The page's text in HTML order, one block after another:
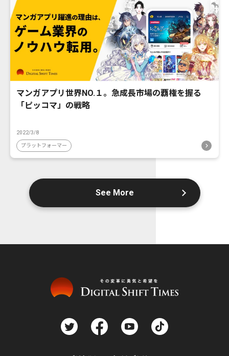
マンガアプリ世界NO.１。急成長市場の覇権を握る
「ピッコマ」の戦略
2022/3/8
プラットフォーマー
See More